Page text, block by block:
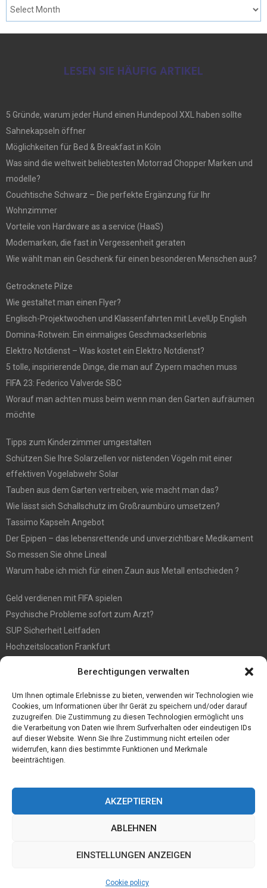
Berechtigungen verwalten
Um Ihnen optimale Erlebnisse zu bieten, verwenden wir Technologien wie
Cookies, um Informationen über Ihr Gerät zu speichern und/oder darauf
zuzugreifen. Die Zustimmung zu diesen Technologien ermöglicht uns
die Verarbeitung von Daten wie Ihrem Surfverhalten oder eindeutigen IDs
auf dieser Website. Wenn Sie Ihre Zustimmung nicht erteilen oder
widerrufen, kann dies bestimmte Funktionen und Merkmale
beeinträchtigen.
AKZEPTIEREN
ABLEHNEN
EINSTELLUNGEN ANZEIGEN
Cookie policy
LESEN SIE HÄUFIG ARTIKEL
5 Gründe, warum jeder Hund einen Hundepool XXL haben sollte
Sahnekapseln öffner
Möglichkeiten für Bed & Breakfast in Köln
Was sind die weltweit beliebtesten Motorrad Chopper Marken und
modelle?
Couchtische Schwarz – Die perfekte Ergänzung für Ihr
Wohnzimmer
Vorteile von Hardware as a service (HaaS)
Modemarken, die fast in Vergessenheit geraten
Wie wählt man ein Geschenk für einen besonderen Menschen aus?
Getrocknete Pilze
Wie gestaltet man einen Flyer?
Englisch-Projektwochen und Klassenfahrten mit LevelUp English
Domina-Rotwein: Ein einmaliges Geschmackserlebnis
Elektro Notdienst – Was kostet ein Elektro Notdienst?
5 tolle, inspirierende Dinge, die man auf Zypern machen muss
FIFA 23: Federico Valverde SBC
Worauf man achten muss beim wenn man den Garten aufräumen
möchte
Tipps zum Kinderzimmer umgestalten
Schützen Sie Ihre Solarzellen vor nistenden Vögeln mit einer
effektiven Vogelabwehr Solar
Tauben aus dem Garten vertreiben, wie macht man das?
Wie lässt sich Schallschutz im Großraumbüro umsetzen?
Tassimo Kapseln Angebot
Der Epipen – das lebensrettende und unverzichtbare Medikament
So messen Sie ohne Lineal
Warum habe ich mich für einen Zaun aus Metall entschieden ?
Geld verdienen mit FIFA spielen
Psychische Probleme sofort zum Arzt?
SUP Sicherheit Leitfaden
Hochzeitslocation Frankfurt
Großer Spaß auf der Kirmes in Bonn!
Bester Oscam- und CCcam-Server für 2021